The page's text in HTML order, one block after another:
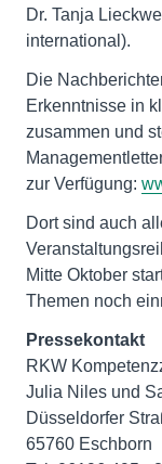
Dr. Tanja
international).
Die
Erkenntnisse in
zusammen und
zur Verfügung:
Dort sind auch
Mitte Oktober
Themen noch
Pressekontakt
RKW
Julia Niles und
Düsseldorfer
65760 Eschborn